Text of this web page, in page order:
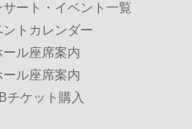
サート・イベント一覧
ントカレンダー
ール座席案内
ール座席案内
チケット購入